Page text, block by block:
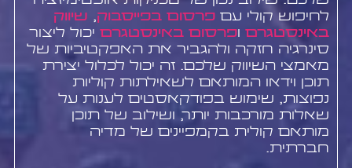
לחיפוש קולי עם פרסום בפייסבוק, שיווק
באינסטגרםופרסום באינסטגרםיכול ליצור
סינרגיה חזקה ולהגביר את האפקטיביות של
מאמצי השיווק שלכם. זה יכול לכלול יצירת
תוכן וידאו המותאם לשאילתות קוליות
נפוצות, שימוש בפודקאסטים לענות על
שאלות מורכבות יותר, ושילוב של תוכן
מותאם קולית בקמפיינים של מדיה
חברתית.